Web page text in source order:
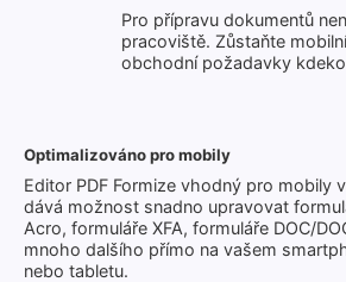
Pro přípravu dokumentů
pracoviště. Zůstaňte
obchodní požadavky
Optimalizováno pro mobily
Editor PDF Formize vhodný pro mobily
dává možnost snadno upravovat
Acro, formuláře XFA, formuláře DOC/
mnoho dalšího přímo na vašem
nebo tabletu.